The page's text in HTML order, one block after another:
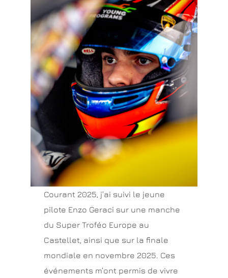
Courant 2025, j’ai suivi le jeune
pilote Enzo Geraci sur une manche
du Super Troféo Europe au
Castellet, ainsi que sur la finale
mondiale en novembre 2025. Ces
événements m’ont permis de vivre